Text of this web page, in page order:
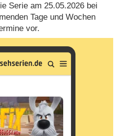
Serie am 25.05.2026 bei
Tage und Wochen
vor.